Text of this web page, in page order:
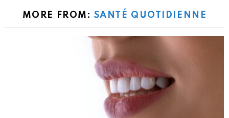
MORE FROM: SANTÉ QUOTIDIENNE